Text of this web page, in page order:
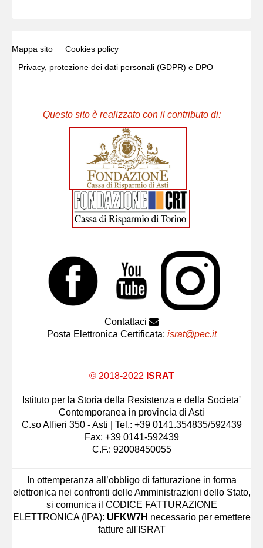
Mappa sito
Cookies policy
Privacy, protezione dei dati personali (GDPR) e DPO
Questo sito è realizzato con il contributo di:
Contattaci
Posta Elettronica Certificata: israt@pec.it
© 2018-2022 ISRAT
Istituto per la Storia della Resistenza e della Societa'
Contemporanea in provincia di Asti
C.so Alfieri 350 - Asti | Tel.: +39 0141.354835/592439
Fax: +39 0141-592439
C.F.: 92008450055
In ottemperanza all’obbligo di fatturazione in forma
elettronica nei confronti delle Amministrazioni dello Stato,
si comunica il CODICE FATTURAZIONE
ELETTRONICA (IPA): UFKW7H necessario per emettere
fatture all'ISRAT